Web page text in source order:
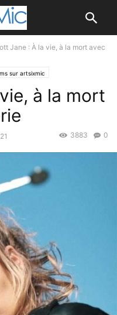
Jane : À la vie, à la mort avec
sur artsixmic
à la mort
0
3883